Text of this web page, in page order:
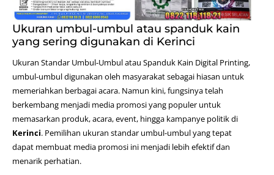
Ukuran umbul-umbul atau spanduk kain
yang sering digunakan di Kerinci
Ukuran Standar Umbul-Umbul atau Spanduk Kain Digital Printing,
umbul-umbul digunakan oleh masyarakat sebagai hiasan untuk
memeriahkan berbagai acara. Namun kini, fungsinya telah
berkembang menjadi media promosi yang populer untuk
memasarkan produk, acara, event, hingga kampanye politik di
Kerinci. Pemilihan ukuran standar umbul-umbul yang tepat
dapat membuat media promosi ini menjadi lebih efektif dan
menarik perhatian.